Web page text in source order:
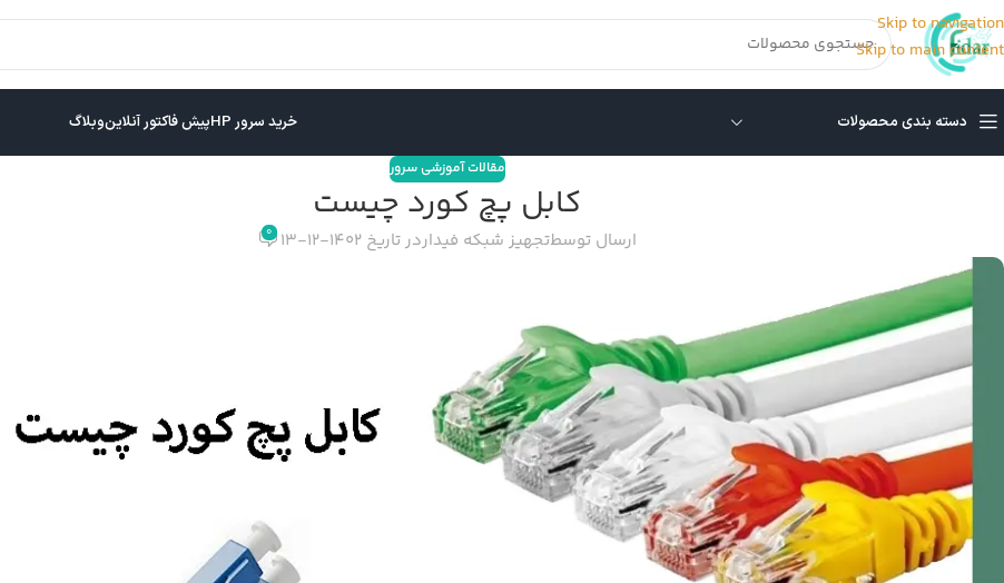
Skip to navigation
Skip to main content
دسته بندی محصولات خرید سرور HP پیش فاکتور آنلاینوبلاگ
مقالات آموزشی سرور
کابل پچ کورد چیست
ارسال توسطتجهیز شبکه فیداردر تاریخ 1402-12-13 0